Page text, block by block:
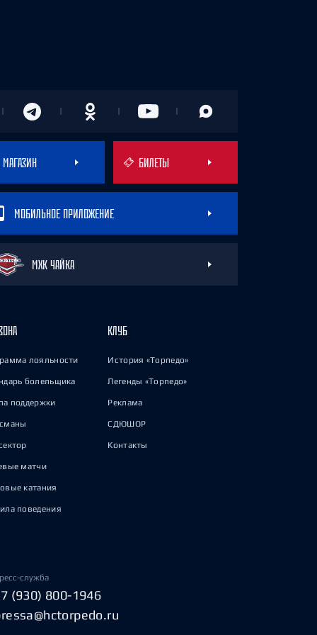
МАГАЗИН БИЛЕТЫ
МОБИЛЬНОЕ ПРИЛОЖЕНИЕ
МХК ЧАЙКА
лояльности
болельщика
поддержки
матчи
катания
поведения
КЛУБ
История «Торпедо»
Легенды «Торпедо»
Реклама
СДЮШОР
Контакты
служба
(930) 800-1946